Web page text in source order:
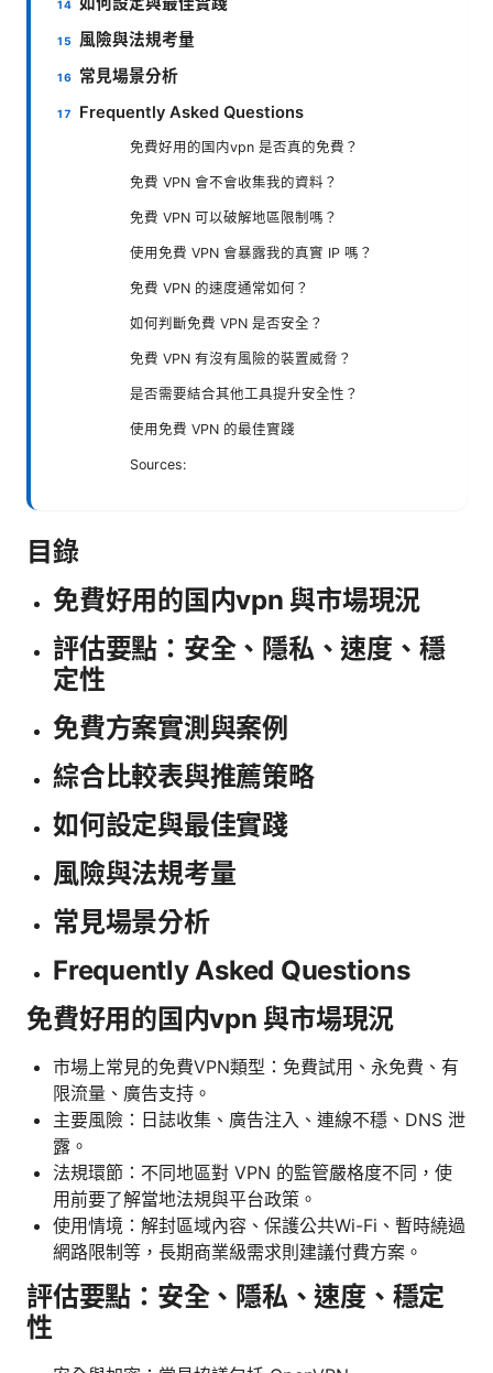
風險與法規考量
常見場景分析
Frequently Asked Questions
免費好用的国内vpn 是否真的免費？
免費 VPN 會不會收集我的資料？
免費 VPN 可以破解地區限制嗎？
使用免費 VPN 會暴露我的真實 IP 嗎？
免費 VPN 的速度通常如何？
如何判斷免費 VPN 是否安全？
免費 VPN 有沒有風險的裝置威脅？
是否需要結合其他工具提升安全性？
使用免費 VPN 的最佳實踐
Sources:
目錄
免費好用的国内vpn 與市場現況
評估要點：安全、隱私、速度、穩
定性
免費方案實測與案例
綜合比較表與推薦策略
如何設定與最佳實踐
風險與法規考量
常見場景分析
Frequently Asked Questions
免費好用的国内vpn 與市場現況
市場上常見的免費VPN類型：免費試用、永免費、有
限流量、廣告支持。
主要風險：日誌收集、廣告注入、連線不穩、DNS 泄
露。
法規環節：不同地區對 VPN 的監管嚴格度不同，使
用前要了解當地法規與平台政策。
使用情境：解封區域內容、保護公共Wi-Fi、暫時繞過
網路限制等，長期商業級需求則建議付費方案。
評估要點：安全、隱私、速度、穩定
性